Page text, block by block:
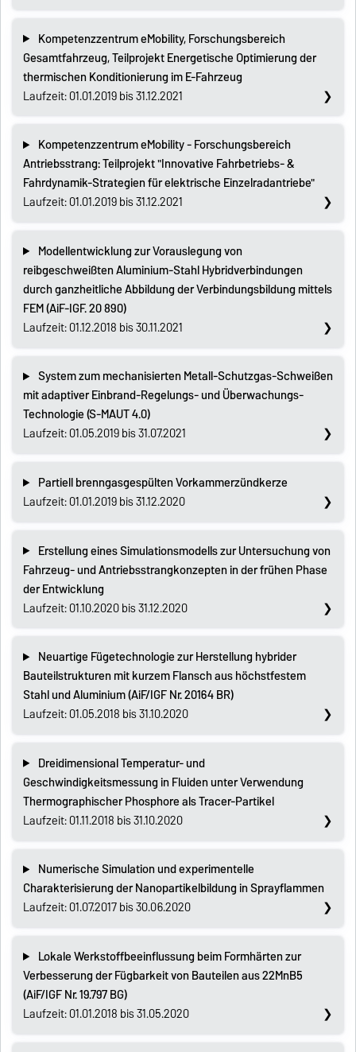
Kompetenzzentrum eMobility, Forschungsbereich
Gesamtfahrzeug, Teilprojekt Energetische Optimierung der
thermischen Konditionierung im E-Fahrzeug
Laufzeit: 01.01.2019 bis 31.12.2021
Kompetenzzentrum eMobility - Forschungsbereich
Antriebsstrang: Teilprojekt "Innovative Fahrbetriebs- &
Fahrdynamik-Strategien für elektrische Einzelradantriebe"
Laufzeit: 01.01.2019 bis 31.12.2021
Modellentwicklung zur Vorauslegung von
reibgeschweißten Aluminium-Stahl Hybridverbindungen
durch ganzheitliche Abbildung der Verbindungsbildung mittels
FEM (AiF-IGF. 20 890)
Laufzeit: 01.12.2018 bis 30.11.2021
System zum mechanisierten Metall-Schutzgas-Schweißen
mit adaptiver Einbrand-Regelungs- und Überwachungs-
Technologie (S-MAUT 4.0)
Laufzeit: 01.05.2019 bis 31.07.2021
Partiell brenngasgespülten Vorkammerzündkerze
Laufzeit: 01.01.2019 bis 31.12.2020
Erstellung eines Simulationsmodells zur Untersuchung von
Fahrzeug- und Antriebsstrangkonzepten in der frühen Phase
der Entwicklung
Laufzeit: 01.10.2020 bis 31.12.2020
Neuartige Fügetechnologie zur Herstellung hybrider
Bauteilstrukturen mit kurzem Flansch aus höchstfestem
Stahl und Aluminium (AiF/IGF Nr. 20164 BR)
Laufzeit: 01.05.2018 bis 31.10.2020
Dreidimensional Temperatur- und
Geschwindigkeitsmessung in Fluiden unter Verwendung
Thermographischer Phosphore als Tracer-Partikel
Laufzeit: 01.11.2018 bis 31.10.2020
Numerische Simulation und experimentelle
Charakterisierung der Nanopartikelbildung in Sprayflammen
Laufzeit: 01.07.2017 bis 30.06.2020
Lokale Werkstoffbeeinflussung beim Formhärten zur
Verbesserung der Fügbarkeit von Bauteilen aus 22MnB5
(AiF/IGF Nr. 19.797 BG)
Laufzeit: 01.01.2018 bis 31.05.2020